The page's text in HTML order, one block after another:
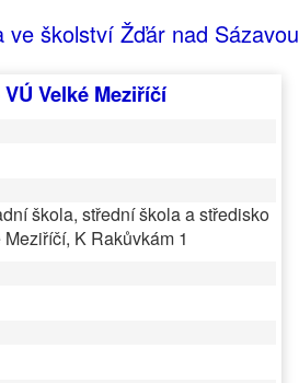
školství Žďár nad Sázavou
Velké Meziříčí
škola, střední škola a středisko
K Rakůvkám 1